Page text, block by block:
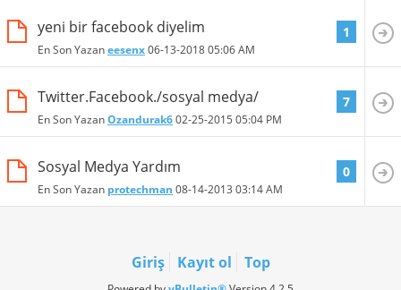
yeni bir facebook diyelim
En Son Yazaneesenx06-13-201805:06 AM
1
Twitter.Facebook./sosyal medya/
En Son YazanOzandurak602-25-2015 05:04 PM
7
Sosyal Medya Yardım
En Son Yazan protechman 08-14-2013 03:14 AM
0
Giriş Kayıt ol Top